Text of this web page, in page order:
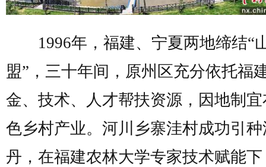
1996年，福建、宁夏两地缔结“
盟”，三十年间，原州区充分依托福
金、技术、人才帮扶资源，因地制
色乡村产业。河川乡寨洼村成功引
丹，在福建农林大学专家技术赋能